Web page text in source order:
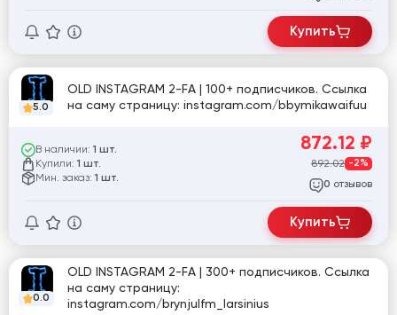
Купить
5.0
OLD INSTAGRAM 2-FA | 100+ подписчиков. Ссылка
на саму страницу: instagram.com/bbymikawaifuu
В наличии: 1 шт.
Купили: 1 шт.
Мин. заказ: 1 шт.
872.12 ₽
892.02 -2%
0 отзывов
Купить
0.0
OLD INSTAGRAM 2-FA | 300+ подписчиков. Ссылка
на саму страницу:
instagram.com/brynjulfm_larsinius